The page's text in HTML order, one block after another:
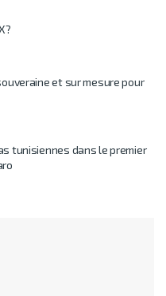
et sur mesure pour
tunisiennes dans le premier